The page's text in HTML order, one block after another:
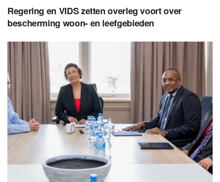
Regering en VIDS zetten overleg voort over
bescherming woon- en leefgebieden